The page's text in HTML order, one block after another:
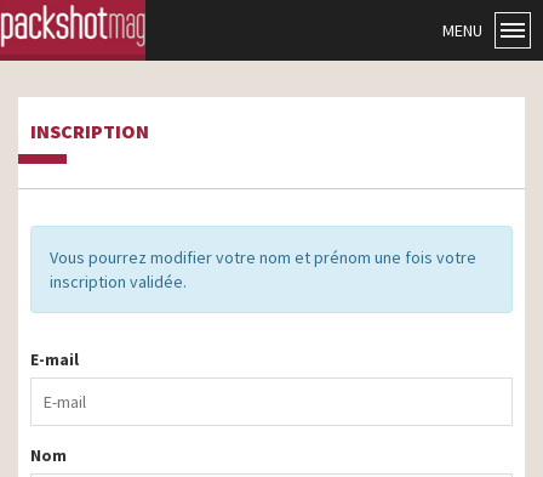
MENU
INSCRIPTION
Vous pourrez modifier votre nom et prénom une fois votre
inscription validée.
E-mail
Nom